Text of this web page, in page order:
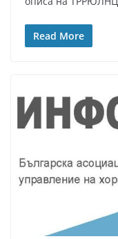
Read More